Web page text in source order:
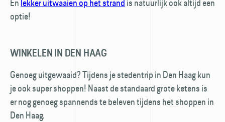
En lekker uitwaaien op het strand is natuurlijk ook altijd een
optie!
WINKELEN IN DEN HAAG
Genoeg uitgewaaid? Tijdens je stedentrip in Den Haag kun
je ook super shoppen! Naast de standaard grote ketens is
er nog genoeg spannends te beleven tijdens het shoppen in
Den Haag.